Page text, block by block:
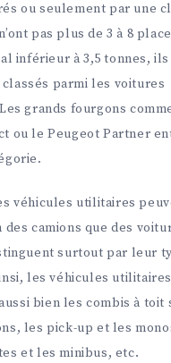
ou seulement par une
pas plus de 3 à 8
inférieur à 3,5 tonnes,
parmi les voitures
grands fourgons
ou le Peugeot Partner
véhicules utilitaires
camions que des
surtout par leur
les véhicules utilitaires
bien les combis à toit
les pick-up et les
et les minibus, etc.